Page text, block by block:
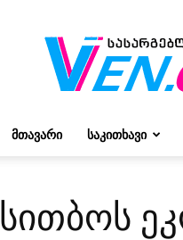
ᲛᲗᲐᲕᲐᲠᲘ ᲡᲐᲙᲘᲗᲮᲐᲕᲘ
სითბოს